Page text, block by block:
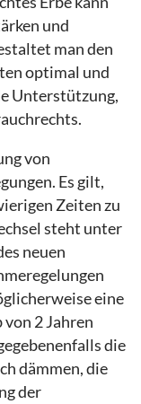
und
man den
optimal und
Unterstützung,
von
Es gilt,
Zeiten zu
steht unter
neuen
eine
2 Jahren
die
dämmen, die
der